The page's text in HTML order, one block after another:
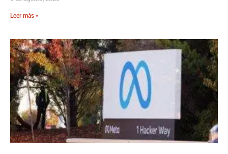
Leer más »